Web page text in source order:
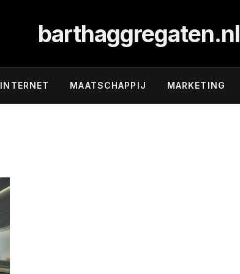
barthaggregaten.nl
INTERNET MAATSCHAPPIJ MARKETING